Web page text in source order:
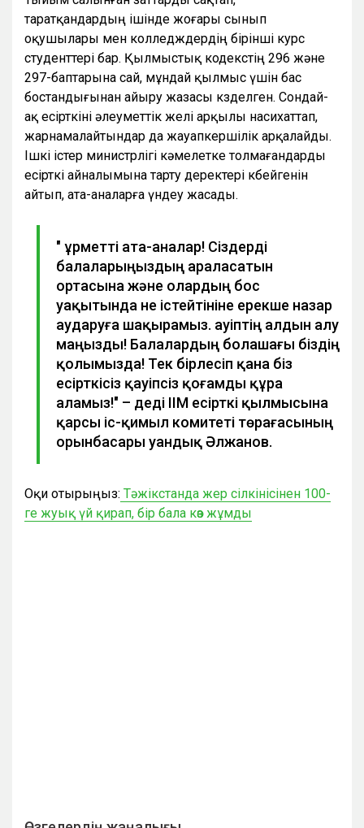
таратқандардың ішінде жоғары сынып
оқушылары мен колледждердің бірінші курс
студенттері бар. Қылмыстық кодекстің 296 және
297-баптарына сай, мұндай қылмыс үшін бас
бостандығынан айыру жазасы көзделген. Сондай-
ақ есірткіні әлеуметтік желі арқылы насихаттап,
жарнамалайтындар да жауапкершілік арқалайды.
Ішкі істер министрлігі кәмелетке толмағандарды
есірткі айналымына тарту деректері көбейгенін
айтып, ата-аналарға үндеу жасады.
" Құрметті ата-аналар! Сіздерді
балаларыңыздың араласатын
ортасына және олардың бос
уақытында не істейтініне ерекше назар
аударуға шақырамыз. Қауіптің алдын алу
маңызды! Балалардың болашағы біздің
қолымызда! Тек бірлесіп қана біз
есірткісіз қауіпсіз қоғамды құра
аламыз!" – деді ІІМ есірткі қылмысына
қарсы іс-қимыл комитеті төрағасының
орынбасары Қуандық Әлжанов.
Оқи отырыңыз: Тәжікстанда жер сілкінісінен 100-
ге жуық үй қирап, бір бала көз жұмды